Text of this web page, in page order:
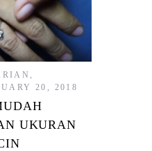
20, 2018
UKURAN